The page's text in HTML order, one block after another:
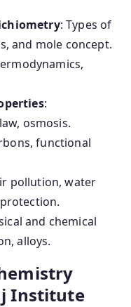
: Types of
and mole concept.
:
osmosis.
functional
pollution, water
and chemical
alloys.
Institute